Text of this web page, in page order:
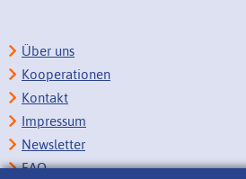
Über uns
Kooperationen
Kontakt
Impressum
Newsletter
FAQ